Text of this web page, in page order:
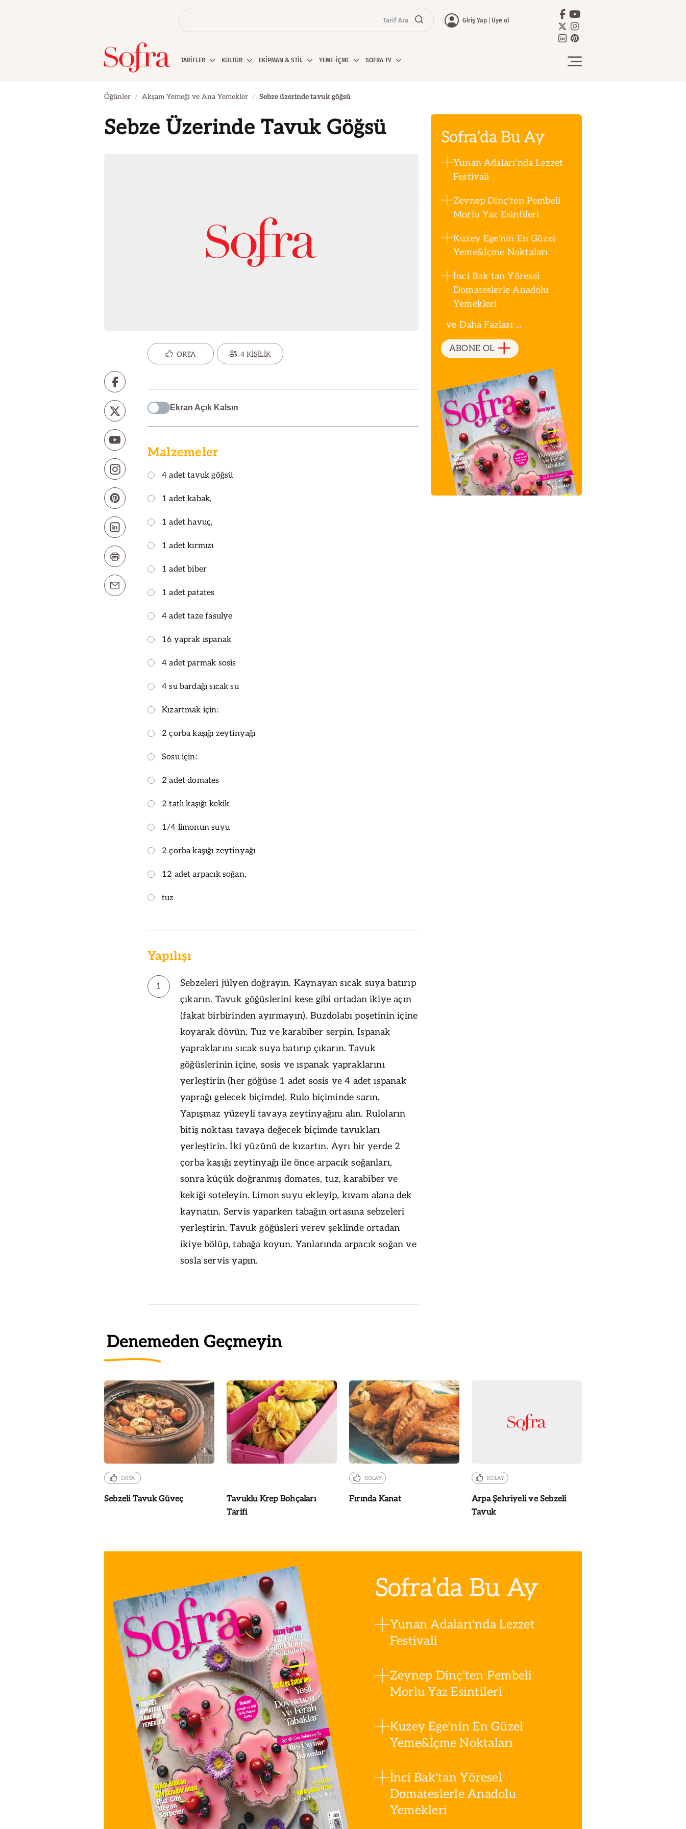
Tarif Ara Giriş Yap Üye ol
TARİFLER KÜLTÜR EKİPMAN & STİL YEME-İÇME SOFRA TV
Öğünler Akşam Yemeği ve Ana Yemekler Sebze üzerinde tavuk göğsü
Sebze Üzerinde Tavuk Göğsü
ORTA 4 KİŞİLİK
Ekran Açık Kalsın
Malzemeler
4 adet tavuk göğsü
1 adet kabak,
1 adet havuç,
1 adet kırmızı
1 adet biber
1 adet patates
4 adet taze fasulye
16 yaprak ıspanak
4 adet parmak sosis
4 su bardağı sıcak su
Kızartmak için:
2 çorba kaşığı zeytinyağı
Sosu için:
2 adet domates
2 tatlı kaşığı kekik
1/4 limonun suyu
2 çorba kaşığı zeytinyağı
12 adet arpacık soğan,
tuz
Yapılışı
1
Sebzeleri jülyen doğrayın. Kaynayan sıcak suya batırıp
çıkarın. Tavuk göğüslerini kese gibi ortadan ikiye açın
(fakat birbirinden ayırmayın). Buzdolabı poşetinin içine
koyarak dövün. Tuz ve karabiber serpin. Ispanak
yapraklarını sıcak suya batırıp çıkarın. Tavuk
göğüslerinin içine, sosis ve ıspanak yapraklarını
yerleştirin (her göğüse 1 adet sosis ve 4 adet ıspanak
yaprağı gelecek biçimde). Rulo biçiminde sarın.
Yapışmaz yüzeyli tavaya zeytinyağını alın. Ruloların
bitiş noktası tavaya değecek biçimde tavukları
yerleştirin. İki yüzünü de kızartın. Ayrı bir yerde 2
çorba kaşığı zeytinyağı ile önce arpacık soğanları,
sonra küçük doğranmış domates, tuz, karabiber ve
kekiği soteleyin. Limon suyu ekleyip, kıvam alana dek
kaynatın. Servis yaparken tabağın ortasına sebzeleri
yerleştirin. Tavuk göğüsleri verev şeklinde ortadan
ikiye bölüp, tabağa koyun. Yanlarında arpacık soğan ve
sosla servis yapın.
Sofra’da Bu Ay
Yunan Adaları'nda Lezzet
Festivali
Zeynep Dinç'ten Pembeli
Morlu Yaz Esintileri
Kuzey Ege'nin En Güzel
Yeme&İçme Noktaları
İnci Bak'tan Yöresel
Domateslerle Anadolu
Yemekleri
ve Daha Fazlası ...
ABONE OL
Denemeden Geçmeyin
ORTA
Sebzeli Tavuk Güveç
Tavuklu Krep Bohçaları
Tarifi
KOLAY
Fırında Kanat
KOLAY
Arpa Şehriyeli ve Sebzeli
Tavuk
Sofra’da Bu Ay
Yunan Adaları'nda Lezzet
Festivali
Zeynep Dinç'ten Pembeli
Morlu Yaz Esintileri
Kuzey Ege'nin En Güzel
Yeme&İçme Noktaları
İnci Bak'tan Yöresel
Domateslerle Anadolu
Yemekleri